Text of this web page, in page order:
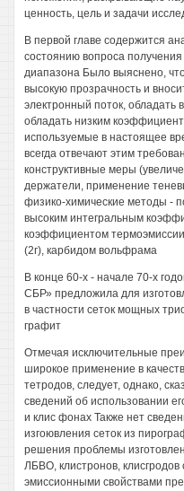
ценность, цель и задачи
В первой главе содержится
состоянию вопроса
диапазона Было выяснено,
высокую прозрачность и
электронный поток,
обладать низким
используемые в настоящее
всегда отвечают этим
конструктивные меры
держатели, применение
физико-химические методы -
высоким интегральным
коэффициентом
(2г), карбидом вольфрама
В конце 60-х - начале 70-х
СБР» предложила для
в частности сеток мощных
графит
Отмечая исключительные
широкое применение в
тетродов, следует, однако,
сведений об использовании
и клис фонах Также нет
изгоювления сеток из
решения проблемы
ЛБВО, клистронов,
эмиссионными свойствами